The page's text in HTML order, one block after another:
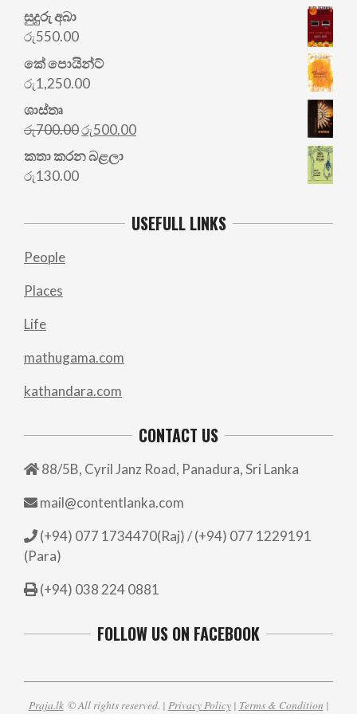
සුදුරු අබා
රු550.00
කේ පොයින්ට්
රු1,250.00
ශාස්තෘ
රු700.00Original
price
was:
රු500.00Current
කතා කරන බළලා
රු130.00
USEFULL LINKS
People
Places
Life
mathugama.com
kathandara.com
CONTACT US
88/5B, Cyril Janz Road, Panadura, Sri Lanka
mail@contentlanka.com
(+94) 077 1734470(Raj) / (+94) 077 1229191
(Para)
(+94) 038 224 0881
FOLLOW US ON FACEBOOK
Praja.lk© All rights reserved. | Privacy Policy| Terms & Condition |